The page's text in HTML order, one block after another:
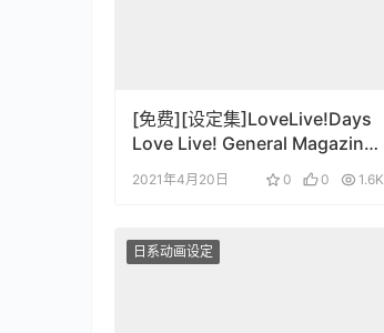
[免费][设定集]LoveLive!Days
Love Live! General Magazine
Vol.4
2021年4月20日 0 0 1.6K
日系动画设定